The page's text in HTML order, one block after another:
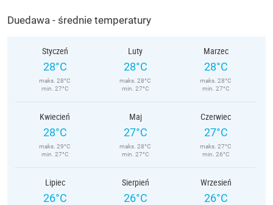
Duedawa - średnie temperatury
Styczeń
28°C
maks. 28°C
min. 27°C
Luty
28°C
maks. 28°C
min. 27°C
Marzec
28°C
maks. 28°C
min. 27°C
Kwiecień
28°C
maks. 29°C
min. 27°C
Maj
27°C
maks. 28°C
min. 27°C
Czerwiec
27°C
maks. 27°C
min. 26°C
Lipiec
26°C
Sierpień
26°C
Wrzesień
26°C